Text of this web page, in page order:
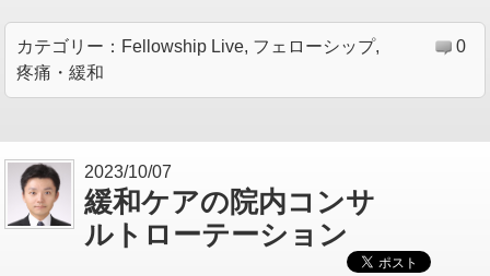
カテゴリー： Fellowship Live, フェローシップ,
疼痛・緩和
0
2023/10/07
緩和ケアの院内コンサ
ルトローテーション